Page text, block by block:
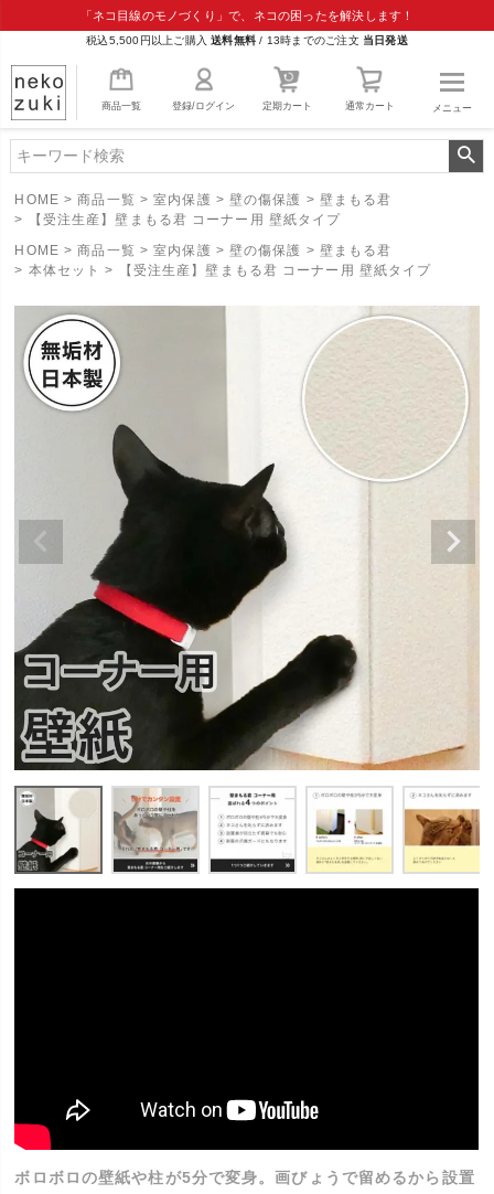
「ネコ目線のモノづくり」で、ネコの困ったを解決します！
税込5,500円以上ご購入送料無料 / 13時までのご注文 当日発送
商品一覧 登録/ログイン 定期カート 通常カート メニュー
HOME 商品一覧 室内保護 壁の傷保護
壁まもる君
【受注生産】壁まもる君 コーナー用 壁紙タイプ
HOME
商品一覧 室内保護 壁の傷保護
壁まもる君
本体セット
【受注生産】壁まもる君 コーナー用 壁紙タイプ
ボロボロの壁紙や柱が5分で変身。画びょうで留めるから設置